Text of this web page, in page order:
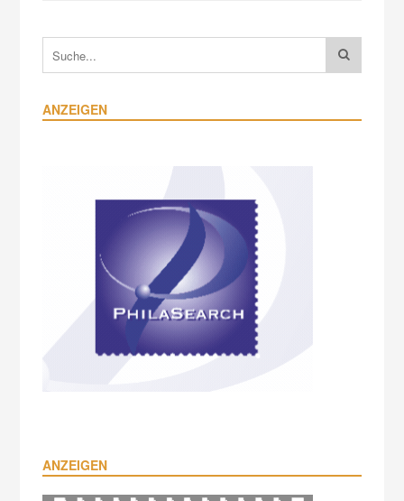
ANZEIGEN
ANZEIGEN